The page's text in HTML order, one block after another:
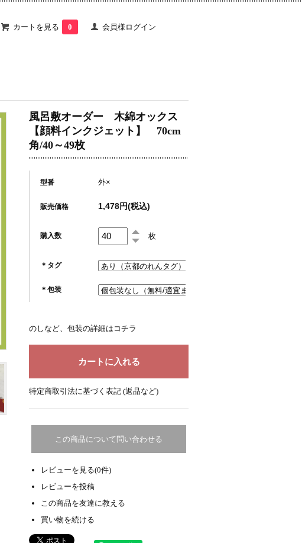
カートを見る 0 会員様ログイン
風呂敷オーダー 木綿オックス
【顔料インクジェット】 70cm
角/40～49枚
型番 外×
販売価格 1,478円(税込)
購入数 枚
＊タグ
＊包装
のしなど、包装の詳細はコチラ
特定商取引法に基づく表記 (返品など)
この商品について問い合わせる
レビューを見る(0件)
レビューを投稿
この商品を友達に教える
買い物を続ける